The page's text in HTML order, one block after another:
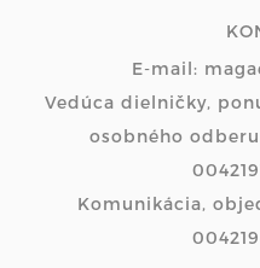
E-mail:
Vedúca dielničky,
osobného
Komunikácia,